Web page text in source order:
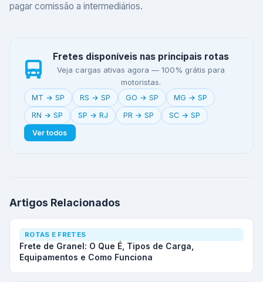
pagar comissão a intermediários.
Fretes disponíveis nas principais rotas
Veja cargas ativas agora — 100% grátis para
motoristas.
MT → SP RS → SP GO → SP MG → SP
RN → SP SP → RJ PR → SP
SC → SP
Ver todos
Artigos Relacionados
ROTAS E FRETES
Frete de Granel: O Que É, Tipos de Carga,
Equipamentos e Como Funciona